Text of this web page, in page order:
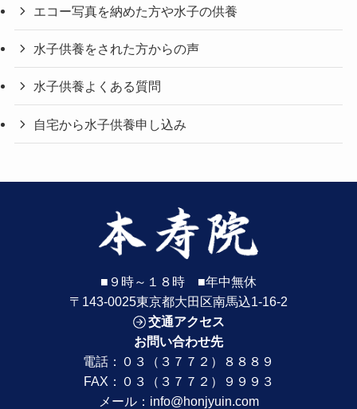
エコー写真を納めた方や水子の供養
水子供養をされた方からの声
水子供養よくある質問
自宅から水子供養申し込み
■９時～１８時 ■年中無休
〒143-0025東京都大田区南馬込1-16-2
交通アクセス
お問い合わせ先
電話： ０３（３７７２）８８８９
FAX：０３（３７７２）９９９３
メール： info@honjyuin.com